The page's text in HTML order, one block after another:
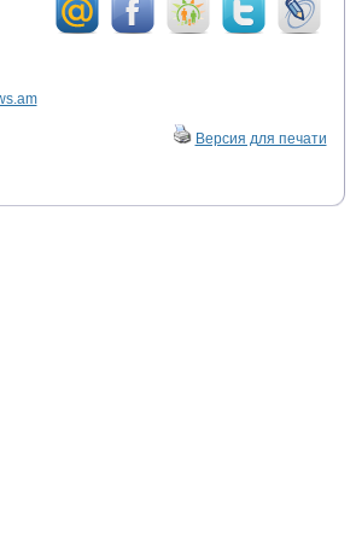
Версия для печати